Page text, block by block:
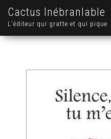
Cactus Inébranlable
L'éditeur qui gratte et qui pique